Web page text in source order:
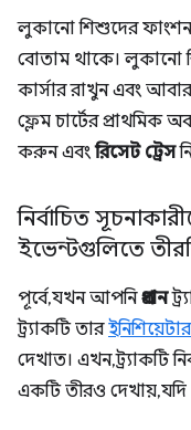
লুকানো শিশুদের
বোতাম থাকে। লুকানো
কার্সার রাখুন এবং
ফ্লেম চার্টের প্রাথমিক
করুন এবংরিসেট ট্রেস
নির্বাচিত
ইভেন্টগুলিতে
পূর্বে, যখন আপনিপ্রধান
ট্র্যাকটি তার
দেখাত। এখন, ট্র্যাকটি
একটি তীরও দেখায়, যদি